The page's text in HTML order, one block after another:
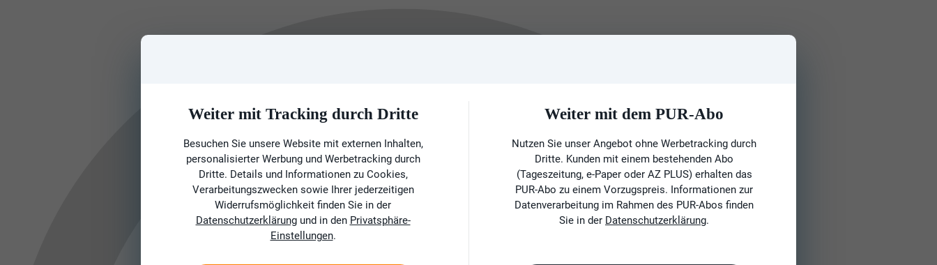
Weiter mit Tracking durch Dritte
Besuchen Sie unsere Website mit externen Inhalten,
personalisierter Werbung und Werbetracking durch
Dritte. Details und Informationen zu Cookies,
Verarbeitungszwecken sowie Ihrer jederzeitigen
Widerrufsmöglichkeit finden Sie in der
Datenschutzerklärungund in den Privatsphäre-
Einstellungen.
Weiter mit dem PUR-Abo
Nutzen Sie unser Angebot ohne Werbetracking durch
Dritte. Kunden mit einem bestehenden Abo
(Tageszeitung, e-Paper oder AZ PLUS) erhalten das
PUR-Abo zu einem Vorzugspreis. Informationen zur
Datenverarbeitung im Rahmen des PUR-Abos finden
Sie in der Datenschutzerklärung.